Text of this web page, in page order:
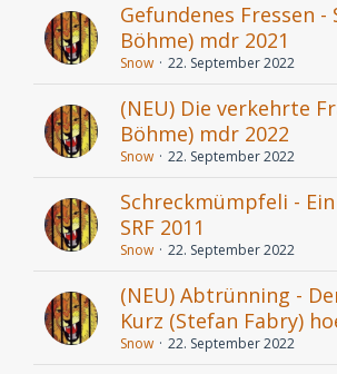
Gefundenes Fressen
Böhme) mdr 2021
Snow 22. September 2022
(NEU) Die verkehrte
Böhme) mdr 2022
Snow 22. September 2022
Schreckmümpfeli -
SRF 2011
Snow 22. September 2022
(NEU) Abtrünning -
Kurz (Stefan Fabry)
Snow 22. September 2022